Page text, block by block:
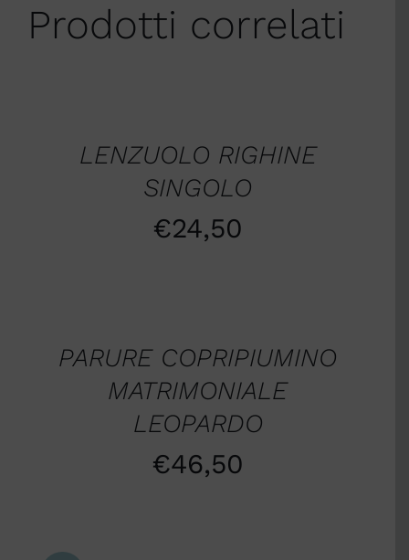
Prodotti correlati
LENZUOLO RIGHINE
SINGOLO
€24,50
DETTAGLIPARURE COPRIPIUMINO
MATRIMONIALE
LEOPARDO
€46,50
CARRELLO